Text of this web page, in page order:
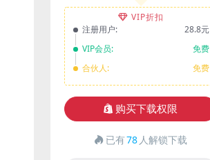
VIP折扣
注册用户:
28.8元
VIP会员:
免费
合伙人:
免费
购买下载权限
已有78 人解锁下载